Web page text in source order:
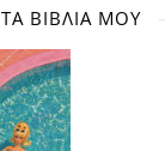
ΤΑ ΒΙΒΛΊΑ ΜΟΥ